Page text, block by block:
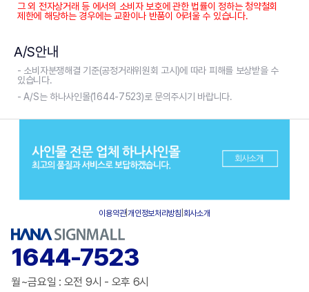
그 외 전자상거래 등 에서의 소비자 보호에 관한 법률이 정하는 청약철회
제한에 해당하는 경우에는 교환이나 반품이 어려울 수 있습니다.
A/S안내
- 소비자분쟁해결 기준(공정거래위원회 고시)에 따라 피해를 보상받을 수
있습니다.
- A/S는 하나사인몰(1644-7523)로 문의주시기 바랍니다.
이용약관|개인정보처리방침 회사소개
1644-7523
월~금요일 : 오전 9시 - 오후 6시